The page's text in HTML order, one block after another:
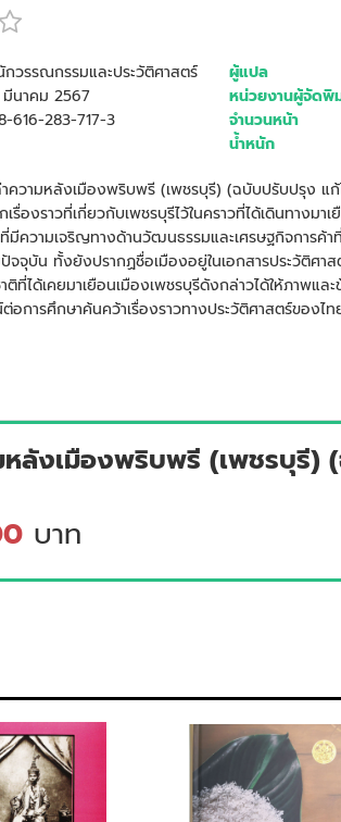
กวรรณกรรมและประวัติศาสตร์ ผู้แปล
นาคม 2567 หน่วยงานผู้จัดพิ
616-283-717-3 จำนวนหน้า
น้ำหนัก
ความหลังเมืองพริบพรี (เพชรบุรี) (ฉบับปรับปรุง แก้
รื่องราวที่เกี่ยวกับเพชรบุรีไว้ในคราวที่ได้เดินทางมา
มีความเจริญทางด้านวัฒนธรรมและเศรษฐกิจการค้
จุบัน ทั้งยังปรากฏชื่อเมืองอยู่ในเอกสารประวัติศา
ที่ได้เคยมาเยือนเมืองเพชรบุรีดังกล่าวได้ให้ภาพแล
อการศึกษาค้นคว้าเรื่องราวทางประวัติศาสตร์ของไ
หลังเมืองพริบพรี (เพชรบุรี)
บาท